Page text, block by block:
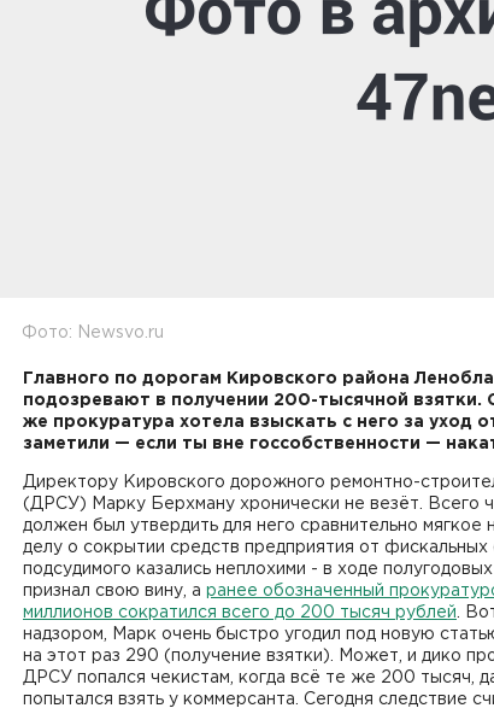
Фото: Newsvo.ru
Главного по дорогам Кировского района
подозревают в получении 200-тысячной взятки.
же прокуратура хотела взыскать с него за уход
заметили — если ты вне госсобственности —
Директору Кировского дорожного ремонтно-
(ДРСУ) Марку Берхману хронически не везёт. Всего
должен был утвердить для него сравнительно мягкое
делу о сокрытии средств предприятия от
подсудимого казались неплохими - в ходе
признал свою вину, а ранее обозначенный
миллионов сократился всего до 200 тысяч рублей .
надзором, Марк очень быстро угодил под новую
на этот раз 290 (получение взятки). Может, и дико
ДРСУ попался чекистам, когда всё те же 200 тысяч,
попытался взять у коммерсанта. Сегодня следствие